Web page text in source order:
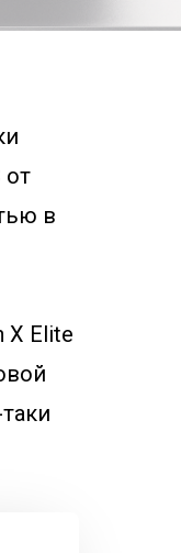
от
в
X Elite